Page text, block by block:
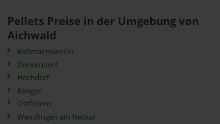
Pellets Preise in der Umgebung von
Aichwald
Baltmannsweiler
Denkendorf
Hochdorf
Köngen
Ostfildern
Wendlingen am Neckar